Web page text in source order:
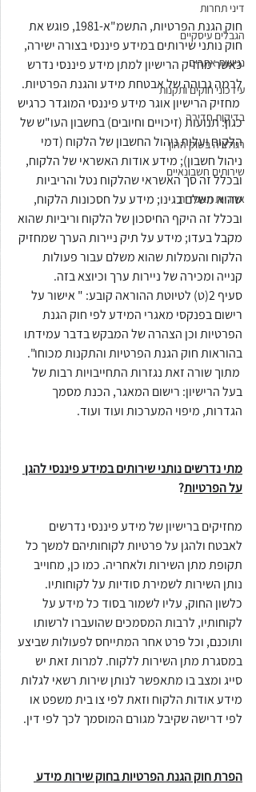
דיני תחרות
הגבלים עיסקיים
נגישות אתרים
עידכוני חוקים ותקנות
בדיקות חדירה
רגולציה בשוק ההון
שירותים חשבונאיים
אחריות תאגידית
חוק הגנת הפרטיות, התשמ"א-1981, פוגש את
חוק נותני שירותים במידע פיננסי בצורה ישירה,
כאשר מחזיק הרישיון למתן מידע פיננסי נדרש
לרמה גבוהה של אבטחת מידע והגנת הפרטיות.
מחזיק הרישיון אוגר מידע פיננסי המוגדר כרגיש
כגון: תנועות (זיכויים וחיובים) בחשבון העו"ש של
הלקוח ועלות ניהול החשבון של הלקוח (דמי
ניהול חשבון); מידע אודות האשראי של הלקוח,
ובכלל זה סך האשראי שהלקוח נטל והריביות
שהוא משלם בגינו; מידע על חסכונות הלקוח,
ובכלל זה היקף החיסכון של הלקוח וריביות שהוא
מקבל בעדו; מידע על תיק ניירות הערך שמחזיק
הלקוח והעמלות שהוא משלם עבור פעולות
קנייה ומכירה של ניירות ערך וכיוצא בזה.
סעיף 2(ט) לטיוטת ההוראה קובע: " אישור על
רישום בפנקסי מאגרי המידע לפי חוק הגנת
הפרטיות וכן הצהרה של המבקש בדבר עמידתו
בהוראות חוק הגנת הפרטיות והתקנות מכוחו".
מתוך שורה זאת נגזרות התחייבויות רבות של
בעל הרישיון: רישום המאגר, הכנת מסמך
הגדרות, מיפוי המערכות ועוד ועוד.
מתי נדרשים נותני שירותים במידע פיננסי להגן
על הפרטיות?
מחזיקים ברישיון של מידע פיננסי נדרשים
לאבטח ולהגן על פרטיות לקוחותיהם למשך כל
תקופת מתן השירות ולאחריה. כמו כן, מחוייב
נותן השירות לשמירת סודיות על לקוחותיו.
כלשון החוק, עליו לשמור בסוד כל מידע על
לקוחותיו, לרבות המסמכים שהועברו לרשותו
ותוכנם, וכל פרט אחר המתייחס לפעולות שביצע
במסגרת מתן השירות ללקוח. למרות זאת יש
סייג ומצב בו מתאפשר לנותן שירות רשאי לגלות
מידע אודות הלקוח וזאת לפי צו בית משפט או
לפי דרישה שקיבל מגורם המוסמך לכך לפי דין.
הפרת חוק הגנת הפרטיות בחוק שירות מידע